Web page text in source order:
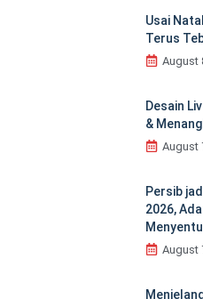
Usai
Terus
August
Desain
&
August
Persib
2026,
August